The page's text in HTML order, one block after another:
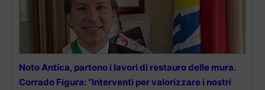
Noto Antica, partono i lavori di restauro delle mura.
Corrado Figura: “Interventi per valorizzare i nostri